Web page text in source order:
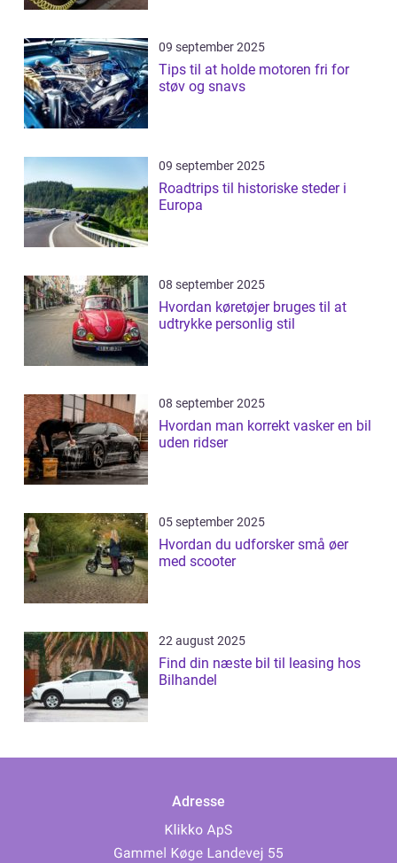
09 september 2025
Tips til at holde motoren fri for
støv og snavs
09 september 2025
Roadtrips til historiske steder i
Europa
08 september 2025
Hvordan køretøjer bruges til at
udtrykke personlig stil
08 september 2025
Hvordan man korrekt vasker en bil
uden ridser
05 september 2025
Hvordan du udforsker små øer
med scooter
22 august 2025
Find din næste bil til leasing hos
Bilhandel
Adresse